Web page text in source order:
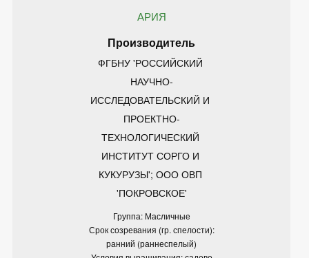
АРИЯ
ФГБНУ 'РОССИЙСКИЙ
НАУЧНО-
ИССЛЕДОВАТЕЛЬСКИЙ И
ПРОЕКТНО-
ТЕХНОЛОГИЧЕСКИЙ
ИНСТИТУТ СОРГО И
КУКУРУЗЫ'; ООО ОВП
'ПОКРОВСКОЕ'
Группа: Масличные
Срок созревания (гр. спелости):
ранний (раннеспелый)